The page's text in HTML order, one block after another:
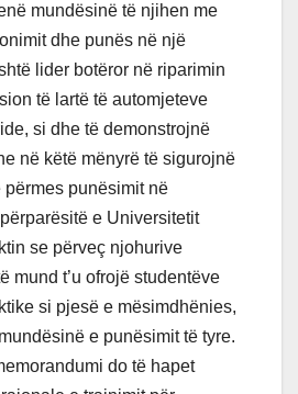
mundësinë të njihen me
dhe punës në një
lider botëror në riparimin
të lartë të automjeteve
si dhe të demonstrojnë
në këtë mënyrë të sigurojnë
përmes punësimit në
e Universitetit
se përveç njohurive
mund t’u ofrojë studentëve
si pjesë e mësimdhënies,
e punësimit të tyre.
do të hapet